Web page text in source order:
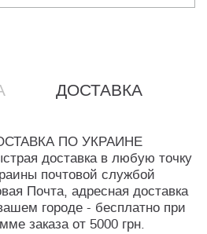
ДОСТАВКА
ПО УКРАИНЕ
доставка в любую точку
почтовой службой
Почта, адресная доставка
городе - бесплатно при
заказа от 5000 грн.